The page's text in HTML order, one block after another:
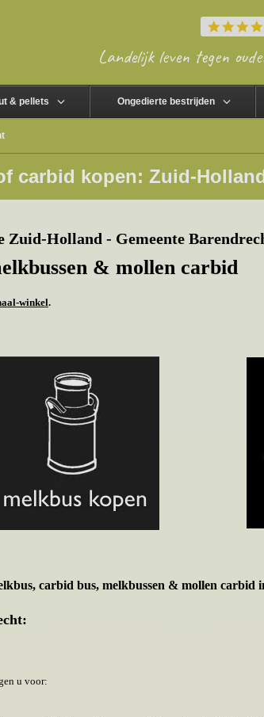
Landelijk leven tegen
& pellets Ongedierte bestrijden
carbid kopen: Zuid-
Holland - Gemeente
& mollen carbid
winkel.
carbid bus, melkbussen & mollen carbid
u voor: